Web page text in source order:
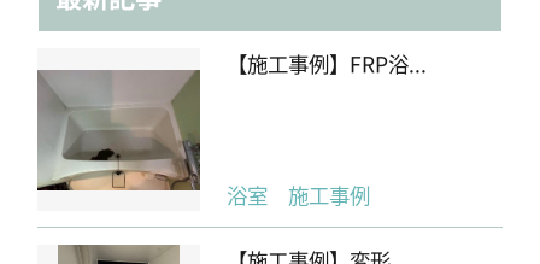
【施工事例】FRP浴...
浴室 施工事例